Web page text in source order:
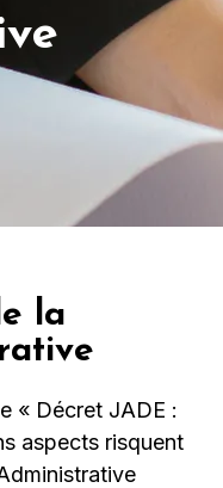
la
« Décret JADE :
aspects risquent